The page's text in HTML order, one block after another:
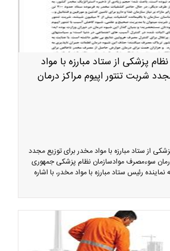
پزشکی از ستاد مبارزه با مواد
شربت تنتور اپیوم مراکز درمان
از ستاد مبارزه با مواد مخدر برای توزیع مجدد
سوءمصرف موادسازمان نظام پزشکی جمهوری
نماینده رئیس ستاد مبارزه با مواد مخدر، با اشاره